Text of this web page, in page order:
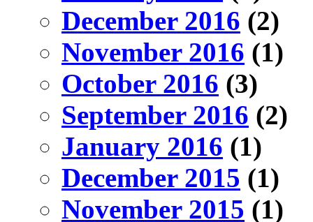
December 2016 (2)
November 2016 (1)
October 2016 (3)
September 2016 (2)
January 2016 (1)
December 2015 (1)
November 2015 (1)